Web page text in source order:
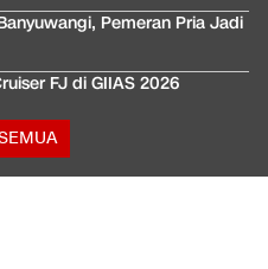
Pemeran Pria Jadi
FJ di GIIAS 2026